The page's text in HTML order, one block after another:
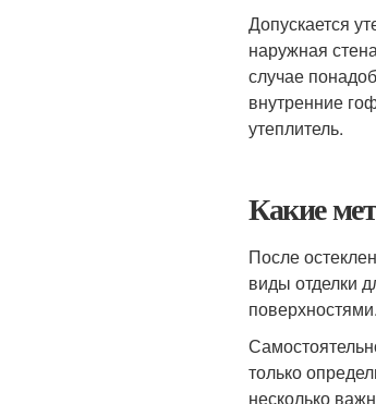
Допускается
наружная
случае
внутренние
утеплитель.
Какие
После
виды отделки
поверхностями.
только
несколько